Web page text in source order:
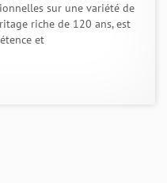
sur une variété de
riche de 120 ans, est
et